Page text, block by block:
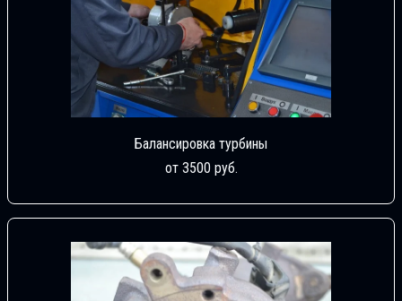
Балансировка турбины
от 3500 руб.